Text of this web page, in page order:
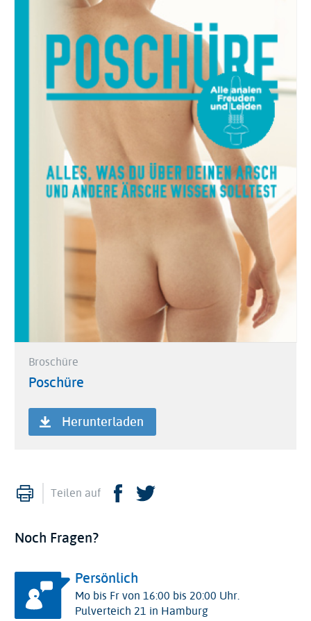
Broschüre
Poschüre
Herunterladen
Drucken
Teilen auf Facebook
Noch Fragen?
Persönlich
Mo bis Fr von 16:00 bis 20:00 Uhr.
Pulverteich 21 in Hamburg